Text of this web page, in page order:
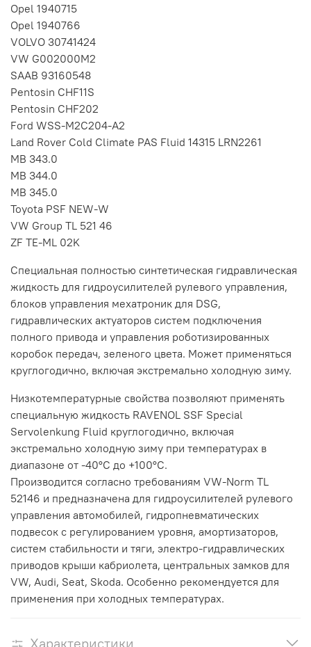
Opel 1940715
Opel 1940766
VOLVO 30741424
VW G002000M2
SAAB 93160548
Pentosin CHF11S
Pentosin CHF202
Ford WSS-M2C204-A2
Land Rover Cold Climate PAS Fluid 14315 LRN2261
MB 343.0
MB 344.0
MB 345.0
Toyota PSF NEW-W
VW Group TL 521 46
ZF TE-ML 02K
Специальная полностью синтетическая гидравлическая
жидкость для гидроусилителей рулевого управления,
блоков управления мехатроник для DSG,
гидравлических актуаторов систем подключения
полного привода и управления роботизированных
коробок передач, зеленого цвета. Может применяться
круглогодично, включая экстремально холодную зиму.
Низкотемпературные свойства позволяют применять
специальную жидкость RAVENOL SSF Special
Servolenkung Fluid круглогодично, включая
экстремально холодную зиму при температурах в
диапазоне от -40°С до +100°С.
Производится согласно требованиям VW-Norm TL
52146 и предназначена для гидроусилителей рулевого
управления автомобилей, гидропневматических
подвесок с регулированием уровня, амортизаторов,
систем стабильности и тяги, электро-гидравлических
приводов крыши кабриолета, центральных замков для
VW, Audi, Seat, Skoda. Особенно рекомендуется для
применения при холодных температурах.
Характеристики